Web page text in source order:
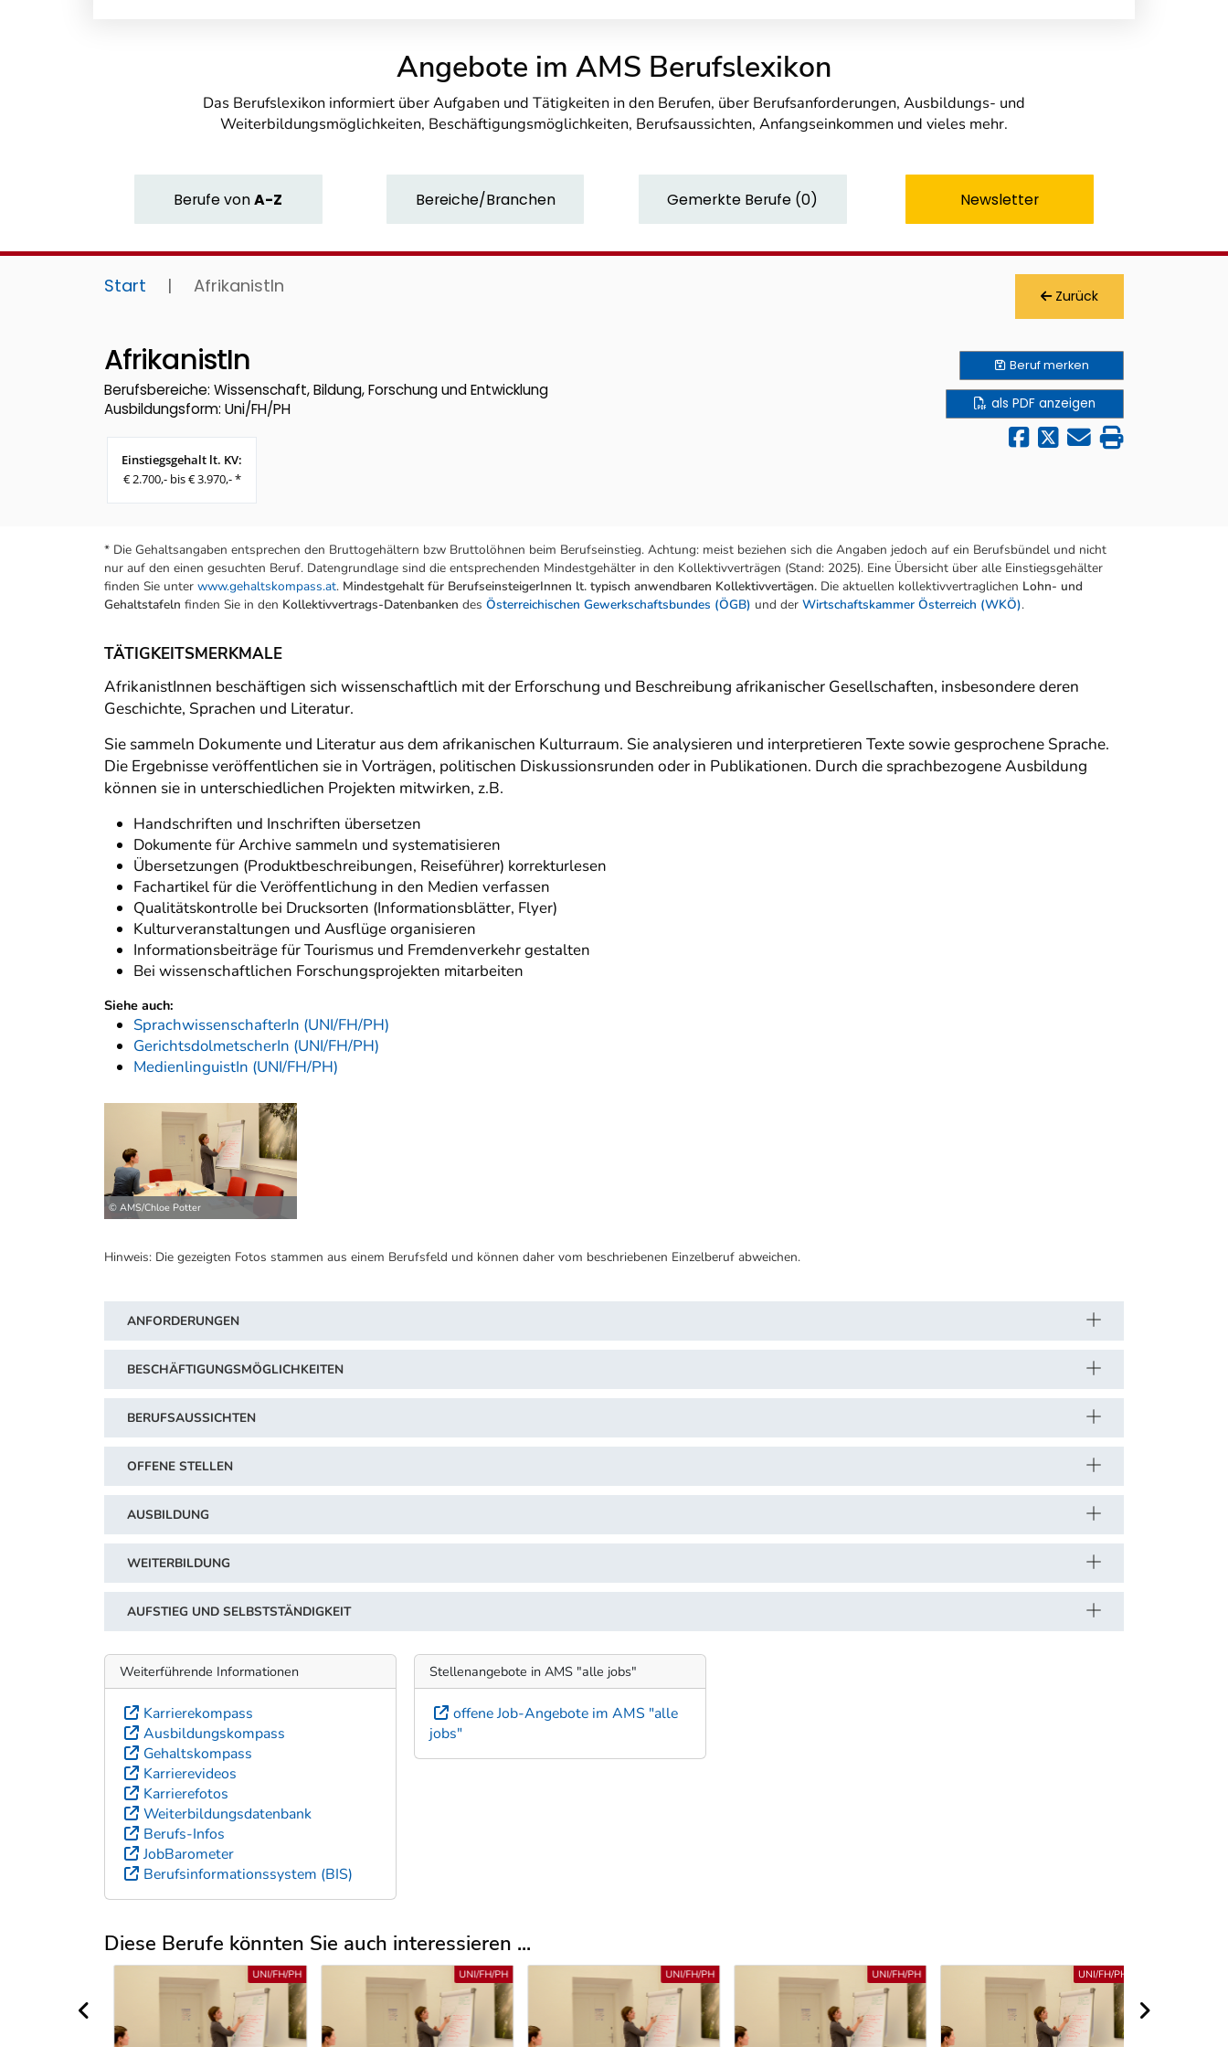
Angebote im AMS Berufslexikon
Das Berufslexikon informiert über Aufgaben und Tätigkeiten in den Berufen, über Berufsanforderungen, Ausbildungs- und
Weiterbildungsmöglichkeiten, Beschäftigungsmöglichkeiten, Berufsaussichten, Anfangseinkommen und vieles mehr.
BerufevonA-Z Bereiche/Branchen Gemerkte Berufe (0) Newsletter
Start | AfrikanistIn Zurück
AfrikanistIn
Berufsbereiche: Wissenschaft, Bildung, Forschung und Entwicklung
Ausbildungsform: Uni/FH/PH
Einstiegsgehalt lt. KV:
€ 2.700,- bis € 3.970,- *
Berufmerken
als PDF anzeigen
* Die Gehaltsangaben entsprechen den Bruttogehältern bzw Bruttolöhnen beim Berufseinstieg. Achtung: meist beziehen sich die Angaben jedoch auf ein Berufsbündel und nicht
nur auf den einen gesuchten Beruf. Datengrundlage sind die entsprechenden Mindestgehälter in den Kollektivverträgen (Stand: 2025). Eine Übersicht über alle Einstiegsgehälter
finden Sie unter www.gehaltskompass.at. Mindestgehalt für BerufseinsteigerInnen lt. typisch anwendbaren Kollektivvertägen. Die aktuellen kollektivvertraglichen Lohn- und
Gehaltstafeln finden Sie in den Kollektivvertrags-Datenbanken des Österreichischen Gewerkschaftsbundes (ÖGB) und der Wirtschaftskammer Österreich (WKÖ).
TÄTIGKEITSMERKMALE
AfrikanistInnen beschäftigen sich wissenschaftlich mit der Erforschung und Beschreibung afrikanischer Gesellschaften, insbesondere deren
Geschichte, Sprachen und Literatur.
Sie sammeln Dokumente und Literatur aus dem afrikanischen Kulturraum. Sie analysieren und interpretieren Texte sowie gesprochene Sprache.
Die Ergebnisse veröffentlichen sie in Vorträgen, politischen Diskussionsrunden oder in Publikationen. Durch die sprachbezogene Ausbildung
können sie in unterschiedlichen Projekten mitwirken, z.B.
Handschriften und Inschriften übersetzen
Dokumente für Archive sammeln und systematisieren
Übersetzungen (Produktbeschreibungen, Reiseführer) korrekturlesen
Fachartikel für die Veröffentlichung in den Medien verfassen
Qualitätskontrolle bei Drucksorten (Informationsblätter, Flyer)
Kulturveranstaltungen und Ausflüge organisieren
Informationsbeiträge für Tourismus und Fremdenverkehr gestalten
Bei wissenschaftlichen Forschungsprojekten mitarbeiten
Siehe auch:
SprachwissenschafterIn (UNI/FH/PH)
GerichtsdolmetscherIn (UNI/FH/PH)
MedienlinguistIn (UNI/FH/PH)
© AMS/Chloe Potter
Hinweis: Die gezeigten Fotos stammen aus einem Berufsfeld und können daher vom beschriebenen Einzelberuf abweichen.
ANFORDERUNGEN
BESCHÄFTIGUNGSMÖGLICHKEITEN
BERUFSAUSSICHTEN
OFFENE STELLEN
AUSBILDUNG
WEITERBILDUNG
AUFSTIEG UND SELBSTSTÄNDIGKEIT
Weiterführende Informationen
Karrierekompass
Ausbildungskompass
Gehaltskompass
Karrierevideos
Karrierefotos
Weiterbildungsdatenbank
Berufs-Infos
JobBarometer
Berufsinformationssystem (BIS)
Stellenangebote in AMS "alle jobs"
offene Job-Angebote im AMS "alle
jobs"
Diese Berufe könnten Sie auch interessieren ...
Uber weitere Berufsvorschläge
UNI/FH/PH UNI/FH/PH UNI/FH/PH UNI/FH/PH UNI/FH/PH